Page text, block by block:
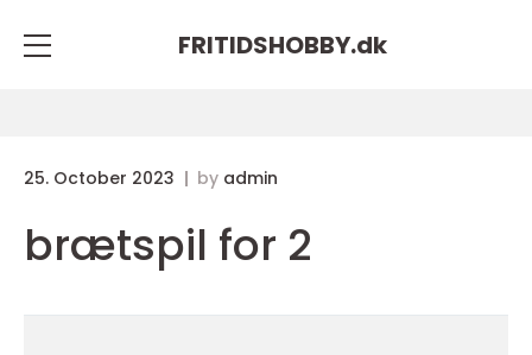
FRITIDSHOBBY.dk
25. October 2023 by admin
brætspil for 2